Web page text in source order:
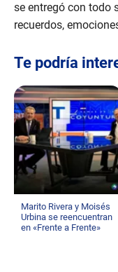
se entregó con todo
recuerdos,
Te podría
Marito Rivera y Moisés
Urbina se reencuentran
en «Frente a Frente»